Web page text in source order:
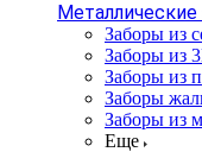
Заборы из
Заборы из
Заборы из
Заборы
Заборы из
Еще